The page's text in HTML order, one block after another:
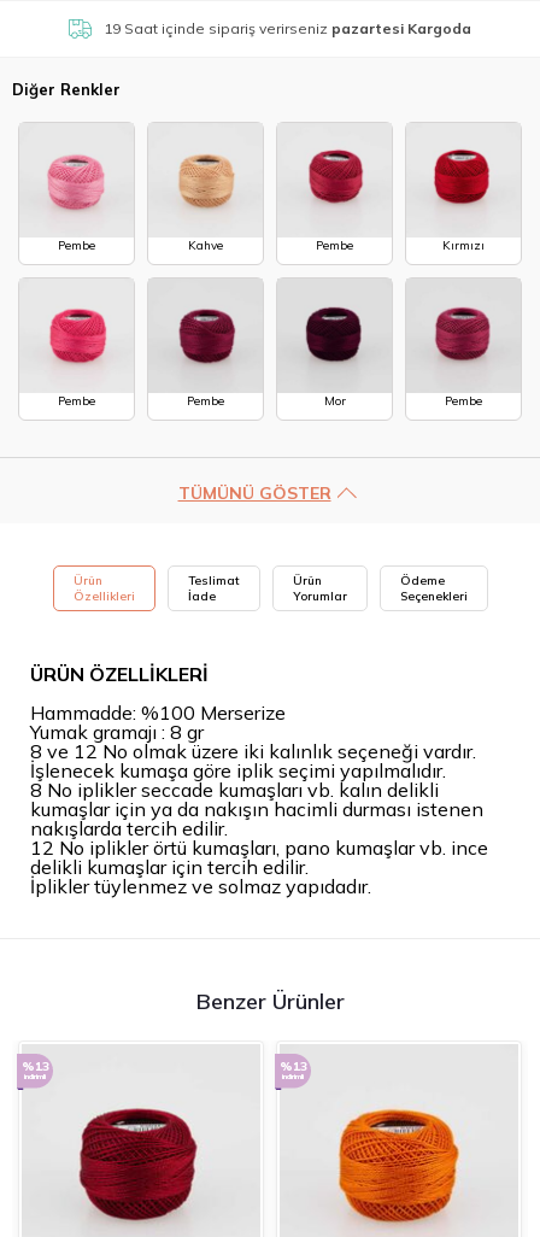
19 Saat içinde sipariş verirseniz pazartesi Kargoda
Diğer Renkler
Pembe Kahve Pembe Kırmızı
Pembe Pembe Mor Pembe
TÜMÜNÜ GÖSTER
Ürün
Özellikleri
Teslimat
İade
Ürün
Yorumlar
Ödeme
Seçenekleri
ÜRÜN ÖZELLİKLERİ
Hammadde: %100 Merserize
Yumak gramajı : 8 gr
8 ve 12 No olmak üzere iki kalınlık seçeneği vardır.
İşlenecek kumaşa göre iplik seçimi yapılmalıdır.
8 No iplikler seccade kumaşları vb. kalın delikli
kumaşlar için ya da nakışın hacimli durması istenen
nakışlarda tercih edilir.
12 No iplikler örtü kumaşları, pano kumaşlar vb. ince
delikli kumaşlar için tercih edilir.
İplikler tüylenmez ve solmaz yapıdadır.
Benzer Ürünler
%13
indirimli
%13
indirimli